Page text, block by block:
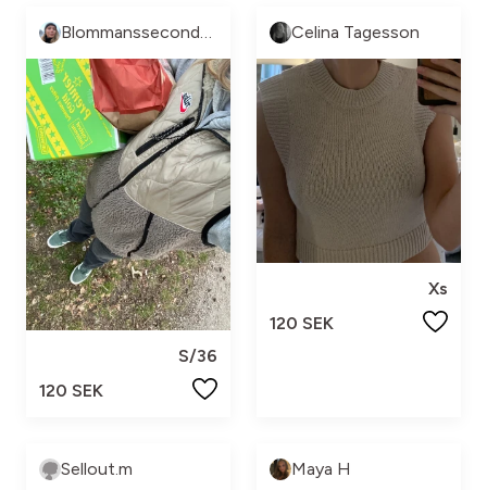
S/36
120 SEK
Celina Tagesson
Xs
120 SEK
Sellout.m Maya H